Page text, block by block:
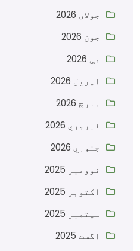
جولای 2026
جون 2026
مې 2026
اپریل 2026
مارچ 2026
فبروري 2026
جنوري 2026
نوومبر 2025
اکتوبر 2025
سپتمبر 2025
اگست 2025